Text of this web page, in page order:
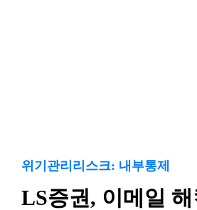
위기관리리스크: 내부통제
LS증권, 이메일